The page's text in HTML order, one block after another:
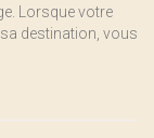
Lorsque votre
destination, vous